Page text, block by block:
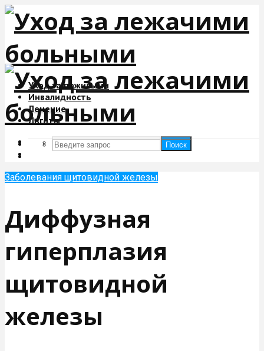
Уход за пожилыми
Инвалидность
Лечение
Льготы
Поиск
Поиск
Заболевания щитовидной железы
Диффузная
гиперплазия
щитовидной
железы